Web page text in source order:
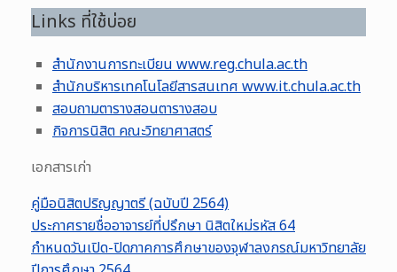
Links ที่ใช้บ่อย
สำนักงานการทะเบียน www.reg.chula.ac.th
สำนักบริหารเทคโนโลยีสารสนเทศ www.it.chula.ac.th
สอบถามตารางสอนตารางสอบ
กิจการนิสิต คณะวิทยาศาสตร์
เอกสารเก่า
คู่มือนิสิตปริญญาตรี (ฉบับปี 2564)
ประกาศรายชื่ออาจารย์ที่ปรึกษา นิสิตใหม่รหัส 64
กำหนดวันเปิด-ปิดภาคการศึกษาของจุฬาลงกรณ์มหาวิทยาลัย